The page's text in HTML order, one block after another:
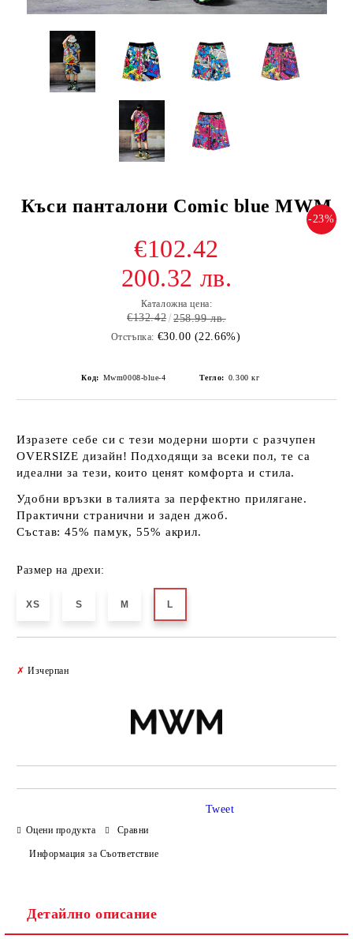
Къси панталони Comic blue MWM
-23%
€102.42
200.32 лв.
Каталожна цена:
€132.42 258.99 лв.
Отстъпка: €30.00 (22.66%)
Код: Mwm0008-blue-4 Тегло: 0.300 кг
Изразете себе си с тези модерни шорти с разчупен
OVERSIZE дизайн! Подходящи за всеки пол, те са
идеални за тези, които ценят комфорта и стила.
Удобни връзки в талията за перфектно прилягане.
Практични странични и заден джоб.
Състав: 45% памук, 55% акрил.
Размер на дрехи:
XS S M L
✗ Изчерпан
Оцени продукта Сравни
Информация за Съответствие
Tweet
Детайлно описание